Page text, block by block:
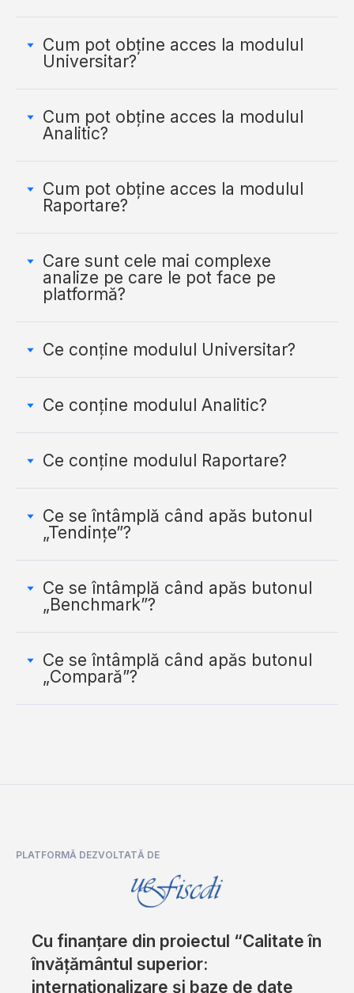
Cum pot obține acces la modulul
Universitar?
Cum pot obține acces la modulul
Analitic?
Cum pot obține acces la modulul
Raportare?
Care sunt cele mai complexe
analize pe care le pot face pe
platformă?
Ce conține modulul Universitar?
Ce conține modulul Analitic?
Ce conține modulul Raportare?
Ce se întâmplă când apăs butonul
„Tendințe”?
Ce se întâmplă când apăs butonul
„Benchmark”?
Ce se întâmplă când apăs butonul
„Compară”?
PLATFORMĂ DEZVOLTATĂ DE
Cu finanțare din proiectul “Calitate în
învățământul superior:
internaționalizare și baze de date